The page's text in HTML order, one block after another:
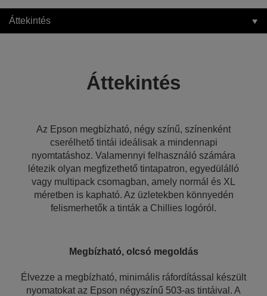
Áttekintés
Áttekintés
Az Epson megbízható, négy színű, színenként
cserélhető tintái ideálisak a mindennapi
nyomtatáshoz. Valamennyi felhasználó számára
létezik olyan megfizethető tintapatron, egyedülálló
vagy multipack csomagban, amely normál és XL
méretben is kapható. Az üzletekben könnyedén
felismerhetők a tinták a Chillies logóról.
Megbízható, olcsó megoldás
Élvezze a megbízható, minimális ráfordítással készült
nyomatokat az Epson négyszínű 503-as tintáival. A